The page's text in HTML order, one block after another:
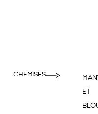
CHEMISES
ET